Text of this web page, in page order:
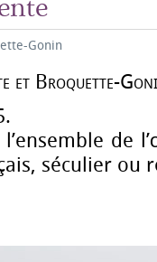
Gonin
et Broquette-
de
séculier ou